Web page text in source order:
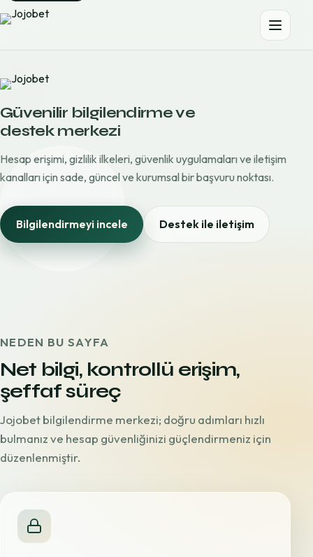
Güvenilir bilgilendirme ve
destek merkezi
Hesap erişimi, gizlilik ilkeleri, güvenlik uygulamaları ve iletişim
kanalları için sade, güncel ve kurumsal bir başvuru noktası.
Bilgilendirmeyi incele Destek ile iletişim
NEDEN BU SAYFA
Net bilgi, kontrollü erişim,
şeffaf süreç
Jojobet bilgilendirme merkezi; doğru adımları hızlı
bulmanız ve hesap güvenliğinizi güçlendirmeniz için
düzenlenmiştir.